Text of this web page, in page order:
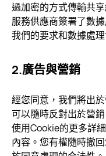
過加密的方式傳輸共
服務供應商簽署了數
我們的要求和數據處
2.廣告與營銷
經您同意，我們將出
可以隨時反對出於營
使用Cookie的更多詳
內容。您有權隨時撤